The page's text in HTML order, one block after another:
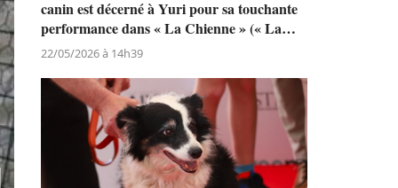
canin est décerné à Yuri pour sa touchante
performance dans « La Chienne » (« La
Perra ») de Dominga Sotomayor
22/05/2026 à 14h39